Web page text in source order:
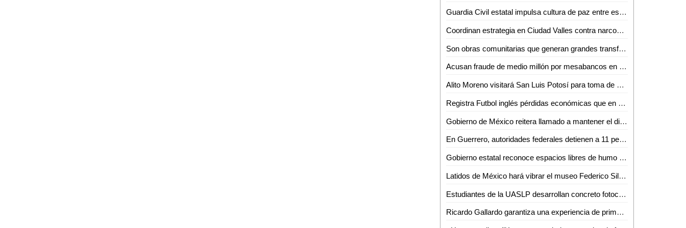
Guardia Civil estatal impulsa cultura de paz entre estudiantes de la huasteca
Coordinan estrategia en Ciudad Valles contra narcomenudeo y extorsión
Son obras comunitarias que generan grandes transformaciones: presidenta Claudia Sheinbaum
Acusan fraude de medio millón por mesabancos en la Antero G. González de Valles
Alito Moreno visitará San Luis Potosí para toma de protesta de estructuras del PRI
Registra Futbol inglés pérdidas económicas que en LALIGA aseguró Javier Tebas
Gobierno de México reitera llamado a mantener el diálogo con CNTE
En Guerrero, autoridades federales detienen a 11 personas vinculadas con extorsión a prestadores de servicios turísticos
Gobierno estatal reconoce espacios libres de humo de tabaco y emisiones
Latidos de México hará vibrar el museo Federico Silva con Hunac-Ceel
Estudiantes de la UASLP desarrollan concreto fotocatalítico para reducir la contaminación del aire y mejorar la calidad del agua
Ricardo Gallardo garantiza una experiencia de primer nivel en la Fenapo 2026